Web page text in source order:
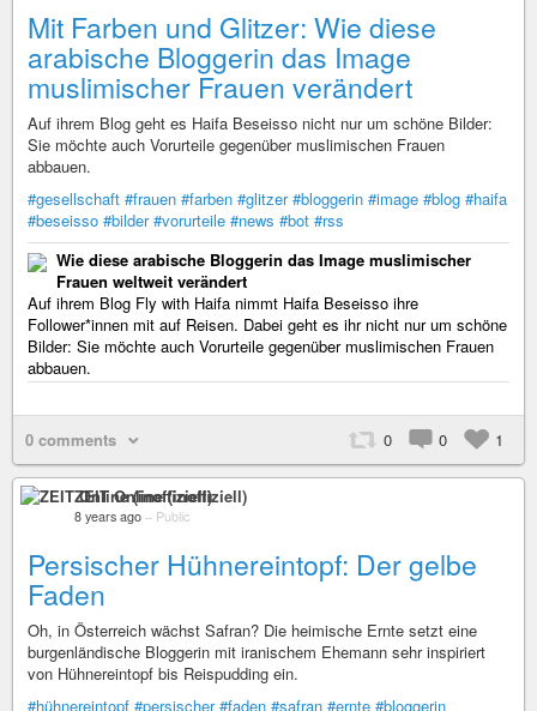
Mit Farben und Glitzer: Wie diese
arabische Bloggerin das Image
muslimischer Frauen verändert
Auf ihrem Blog geht es Haifa Beseisso nicht nur um schöne Bilder:
Sie möchte auch Vorurteile gegenüber muslimischen Frauen
abbauen.
#gesellschaft #frauen #farben #glitzer #bloggerin #image #blog #haifa
#beseisso #bilder #vorurteile #news #bot #rss
Wie diese arabische Bloggerin das Image muslimischer
Frauen weltweit verändert
Auf ihrem Blog Fly with Haifa nimmt Haifa Beseisso ihre
Follower*innen mit auf Reisen. Dabei geht es ihr nicht nur um schöne
Bilder: Sie möchte auch Vorurteile gegenüber muslimischen Frauen
abbauen.
0 comments 0 0 1
ZEIT Online (inoffiziell)
8 years ago – Public
Persischer Hühnereintopf: Der gelbe
Faden
Oh, in Österreich wächst Safran? Die heimische Ernte setzt eine
burgenländische Bloggerin mit iranischem Ehemann sehr inspiriert
von Hühnereintopf bis Reispudding ein.
#hühnereintopf #persischer #faden #safran #ernte #bloggerin